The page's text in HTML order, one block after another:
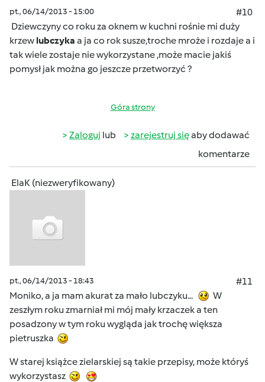
pt., 06/14/2013 - 15:00
#10
Dziewczyny co roku za oknem w kuchni rośnie mi duży
krzew lubczyka a ja co rok susze,troche mroże i rozdaje a i
tak wiele zostaje nie wykorzystane ,może macie jakiś
pomysł jak można go jeszcze przetworzyć ?
Góra strony
Zaloguj lub zarejestruj sięaby dodawać
komentarze
ElaK (niezweryfikowany)
pt., 06/14/2013 - 18:43
#11
Moniko, a ja mam akurat za mało lubczyku...
W
zeszłym roku zmarniał mi mój mały krzaczek a ten
posadzony w tym roku wygląda jak trochę większa
pietruszka
W starej książce zielarskiej są takie przepisy, może któryś
wykorzystasz